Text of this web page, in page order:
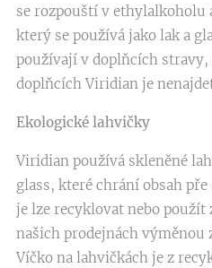
se rozpouští v ethylalkoholu
který se používá jako lak a
používají v doplňcích stravy,
doplňcích Viridian je
Ekologické lahvičky
Viridian používá skleněné
glass, které chrání obsah
je lze recyklovat nebo použít
našich prodejnách výměnou
Víčko na lahvičkách je z